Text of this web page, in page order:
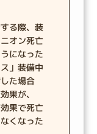
る際、装
オン死亡
になった
」装備中
た場合
果が、
果で死亡
くなった